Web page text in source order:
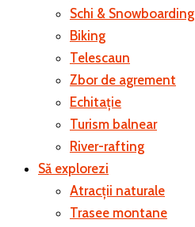
Schi & Snowboarding
Biking
Telescaun
Zbor de agrement
Echitație
Turism balnear
River-rafting
Să explorezi
Atracții naturale
Trasee montane